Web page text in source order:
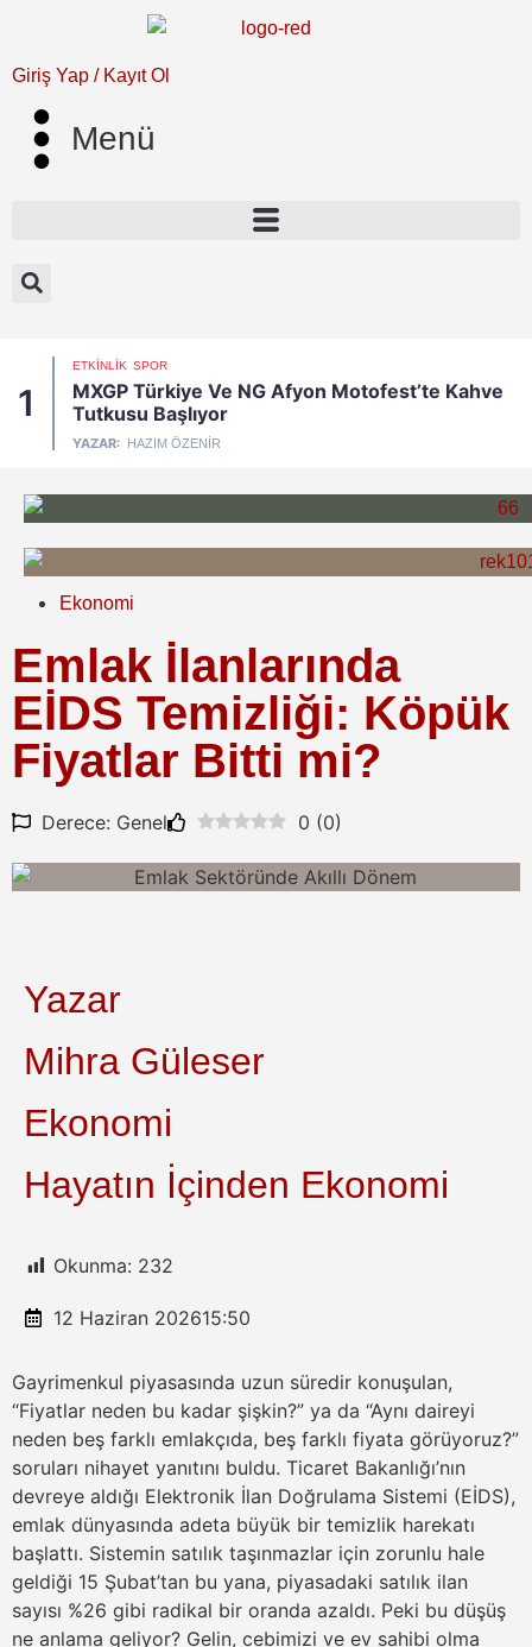
Giriş Yap / Kayıt Ol
Menü
1
ETKINLIK SPOR
MXGP Türkiye Ve NG Afyon Motofest’te Kahve
Tutkusu Başlıyor
YAZAR: HAZIM ÖZENIR
Ekonomi
Emlak İlanlarında
EİDS Temizliği: Köpük
Fiyatlar Bitti mi?
Derece: Genel 0 (0)
Yazar
Mihra Güleser
Ekonomi
Hayatın İçinden Ekonomi
Okunma: 232
12 Haziran 202615:50
Gayrimenkul piyasasında uzun süredir konuşulan,
“Fiyatlar neden bu kadar şişkin?” ya da “Aynı daireyi
neden beş farklı emlakçıda, beş farklı fiyata görüyoruz?”
soruları nihayet yanıtını buldu. Ticaret Bakanlığı’nın
devreye aldığı Elektronik İlan Doğrulama Sistemi (EİDS),
emlak dünyasında adeta büyük bir temizlik harekatı
başlattı. Sistemin satılık taşınmazlar için zorunlu hale
geldiği 15 Şubat’tan bu yana, piyasadaki satılık ilan
sayısı %26 gibi radikal bir oranda azaldı. Peki bu düşüş
ne anlama geliyor? Gelin, cebimizi ve ev sahibi olma